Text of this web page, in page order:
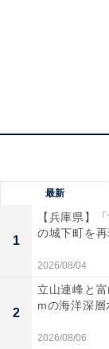
最新
1
【兵庫県】
の城下町を
2026/08/04
2
立山連峰と
mの海洋深層
2026/08/06